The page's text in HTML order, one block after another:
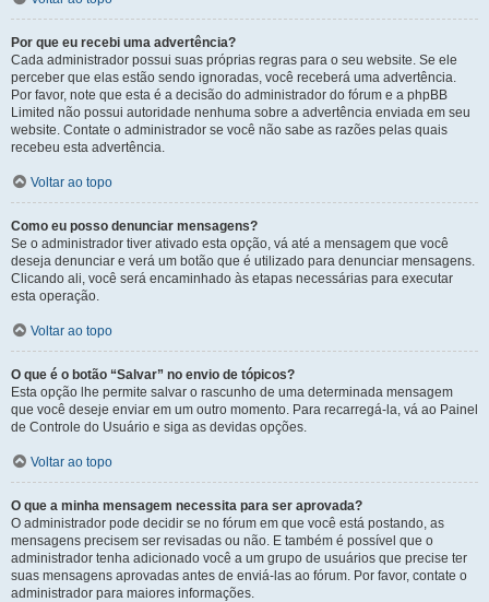
Por que eu recebi uma advertência?
Cada administrador possui suas próprias regras para o seu website. Se ele
perceber que elas estão sendo ignoradas, você receberá uma advertência.
Por favor, note que esta é a decisão do administrador do fórum e a phpBB
Limited não possui autoridade nenhuma sobre a advertência enviada em seu
website. Contate o administrador se você não sabe as razões pelas quais
recebeu esta advertência.
Voltar ao topo
Como eu posso denunciar mensagens?
Se o administrador tiver ativado esta opção, vá até a mensagem que você
deseja denunciar e verá um botão que é utilizado para denunciar mensagens.
Clicando ali, você será encaminhado às etapas necessárias para executar
esta operação.
Voltar ao topo
O que é o botão “Salvar” no envio de tópicos?
Esta opção lhe permite salvar o rascunho de uma determinada mensagem
que você deseje enviar em um outro momento. Para recarregá-la, vá ao Painel
de Controle do Usuário e siga as devidas opções.
Voltar ao topo
O que a minha mensagem necessita para ser aprovada?
O administrador pode decidir se no fórum em que você está postando, as
mensagens precisem ser revisadas ou não. E também é possível que o
administrador tenha adicionado você a um grupo de usuários que precise ter
suas mensagens aprovadas antes de enviá-las ao fórum. Por favor, contate o
administrador para maiores informações.